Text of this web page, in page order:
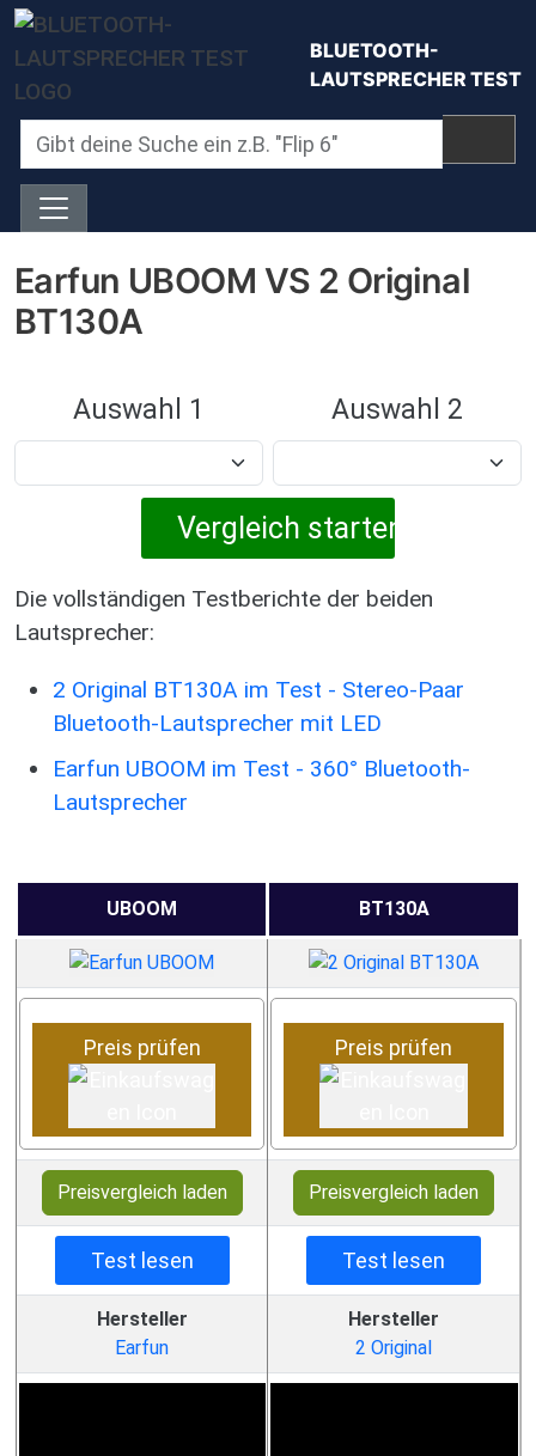
Direkt zum Inhalt
BLUETOOTH-
LAUTSPRECHER TEST
Earfun UBOOM VS 2 Original
BT130A
Auswahl 1 Auswahl 2
Die vollständigen Testberichte der beiden
Lautsprecher:
2 Original BT130A im Test - Stereo-Paar
Bluetooth-Lautsprecher mit LED
Earfun UBOOM im Test - 360° Bluetooth-
Lautsprecher
UBOOM BT130A
Preis prüfen Preis prüfen
Preisvergleich laden Preisvergleich laden
Test lesen Test lesen
Hersteller
Earfun
Hersteller
2 Original